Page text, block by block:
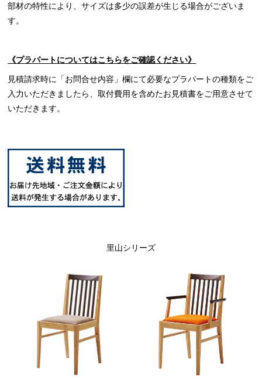
部材の特性により、サイズは多少の誤差が生じる場合がございま
す。
《プラパートについてはこちらをご確認ください》
見積請求時に「お問合せ内容」欄にて必要なプラパートの種類をご
入力いただきましたら、取付費用を含めたお見積書をご用意させて
いただきます。
里山シリーズ